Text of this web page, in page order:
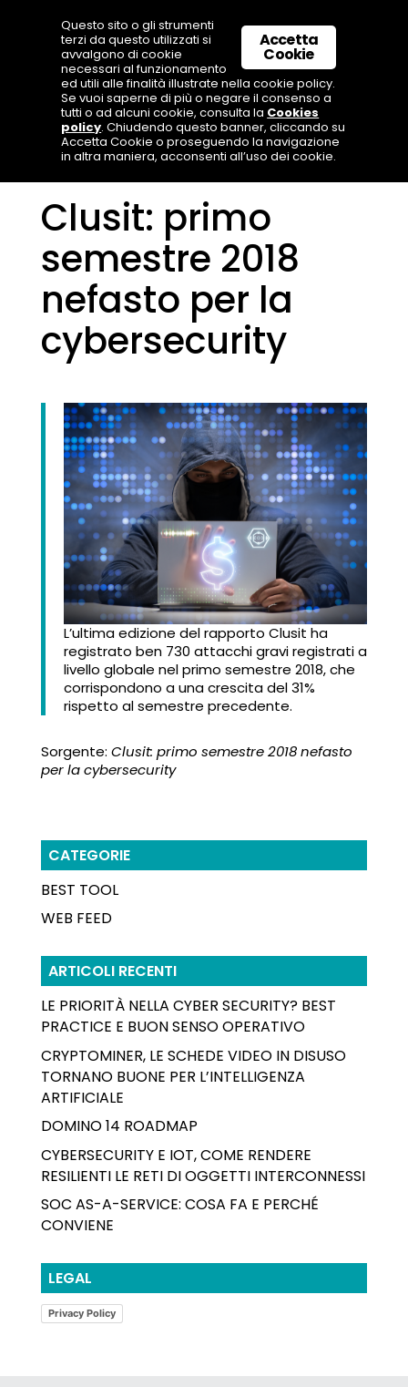
Clusit: primo
semestre 2018
nefasto per la
cybersecurity
L’ultima edizione del rapporto Clusit ha
registrato ben 730 attacchi gravi registrati a
livello globale nel primo semestre 2018, che
corrispondono a una crescita del 31%
rispetto al semestre precedente.
Sorgente: Clusit: primo semestre 2018 nefasto
per la cybersecurity
CATEGORIE
BEST TOOL
WEB FEED
ARTICOLI RECENTI
LE PRIORITÀ NELLA CYBER SECURITY? BEST
PRACTICE E BUON SENSO OPERATIVO
CRYPTOMINER, LE SCHEDE VIDEO IN DISUSO
TORNANO BUONE PER L’INTELLIGENZA
ARTIFICIALE
DOMINO 14 ROADMAP
CYBERSECURITY E IOT, COME RENDERE
RESILIENTI LE RETI DI OGGETTI INTERCONNESSI
SOC AS-A-SERVICE: COSA FA E PERCHÉ
CONVIENE
LEGAL
Privacy Policy
Accetta
Cookie
Questo sito o gli strumenti
terzi da questo utilizzati si
avvalgono di cookie
necessari al funzionamento
ed utili alle finalità illustrate nella cookie policy.
Se vuoi saperne di più o negare il consenso a
tutti o ad alcuni cookie, consulta la Cookies
policy. Chiudendo questo banner, cliccando su
Accetta Cookie o proseguendo la navigazione
in altra maniera, acconsenti all’uso dei cookie.